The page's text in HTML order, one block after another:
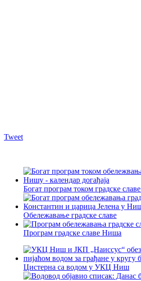
Tweet
Богат програм током градске
Обележавање градске славе
Програм градске славе Ниша
Цистерна са водом у УКЦ Ниш